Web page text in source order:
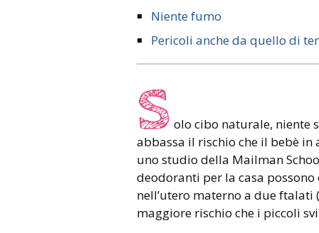
Niente fumo
Pericoli anche da quello di
S olo cibo naturale, niente
abbassa il rischio che il bebè
uno studio della Mailman
deodoranti per la casa possono
nell’utero materno a due
maggiore rischio che i piccoli